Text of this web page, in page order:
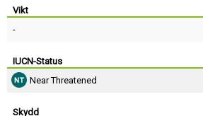
Vikt
-
IUCN-Status
Near Threatened
Skydd